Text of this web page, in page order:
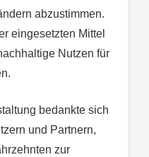
abzustimmen.
eingesetzten Mittel
Nutzen für
bedankte sich
und Partnern,
zur